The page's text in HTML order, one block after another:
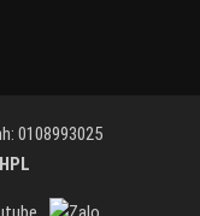
0108993025